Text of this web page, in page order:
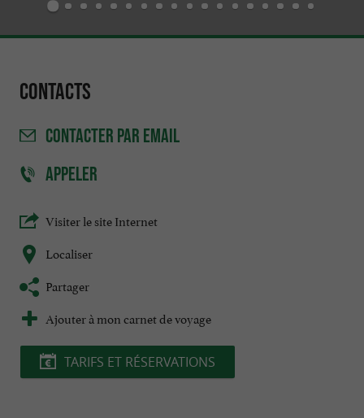
Contacts
CONTACTER PAR EMAIL
APPELER
Visiter le site Internet
Localiser
Partager
Ajouter à mon carnet de voyage
TARIFS ET RÉSERVATIONS